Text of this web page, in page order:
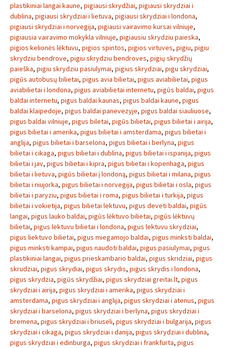
plastikiniai langai kaune, pigiausi skrydžiai, pigiausi skrydziai i
dublina, pigiausi skrydziai i lietuva, pigiausi skrydziai i londona,
pigiausi skrydziai i norvegija, pigiausi vairavimo kursai vilniuje,
pigiausia vairavimo mokykla vilniuje, pigiausiu skrydziu paieska,
pigios kelionės lėktuvu, pigios spintos, pigios virtuves, pigiu, pigiu
skrydziu bendrove, pigiu skrydziu bendroves, pigių skrydžių
paieška, pigiu skrydziu pasiulymai, pigius skrydziai, pigu skrydziai,
pigūs autobusų bilietai, pigus avia bilietai, pigus aviabilietai, pigus
aviabilietai i londona, pigus aviabilietai internetu, pigūs baldai, pigus
baldai internetu, pigus baldai kaunas, pigus baldai kaune, pigus
baldai klaipedoje, pigus baldai panevezyje, pigus baldai siauliuose,
pigus baldai vilniuje, pigus biletai, pigūs bilietai, pigus bilietai i airija,
pigus bilietai i amerika, pigus bilietai i amsterdama, pigus bilietai i
anglija, pigus bilietai i barselona, pigus bilietai i berlyna, pigus
bilietai i cikaga, pigus bilietai i dublina, pigus bilietai i ispanija, pigus
bilietai i jav, pigus bilietai i kipra, pigus bilietai i kopenhaga, pigus
bilietai i lietuva, pigūs bilietai į londoną, pigus bilietai i milana, pigus
bilietai i niujorka, pigus bilietai i norvegija, pigus bilietai i osla, pigus
bilietai i paryziu, pigus bilietai i roma, pigus bilietai i turkija, pigus
bilietai i vokietija, pigus bilietai lektuvu, pigus deveti baldai, pigūs
langai, pigus lauko baldai, pigūs lėktuvo bilietai, pigūs lėktuvų
bilietai, pigus lektuvu bilietai i londona, pigus lektuvu skrydziai,
pigus liektuvo bilietai, pigus miegamojo baldai, pigus minksti baldai,
pigus minksti kampai, pigus naudoti baldai, pigus pasiulymai, pigus
plastikiniai langai, pigus prieskambario baldai, pigus skridziai, pigus
skrudziai, pigus skrydiai, pigus skrydis, pigus skrydis i londona,
pigus skrydzia, pigūs skrydžiai, pigus skrydziai greitai.lt, pigus
skrydziai i airija, pigus skrydziai i amerika, pigus skrydziai i
amsterdama, pigus skrydziai i anglija, pigus skrydziai i atenus, pigus
skrydziai i barselona, pigus skrydziai i berlyna, pigus skrydziai i
bremena, pigus skrydziai i briuseli, pigus skrydziai i bulgarija, pigus
skrydziai i cikaga, pigus skrydziai i danija, pigus skrydziai i dublina,
pigus skrydziai i edinburga, pigus skrydziai i frankfurta, pigus